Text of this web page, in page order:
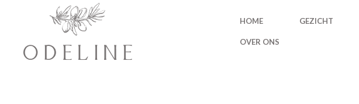
HOME GEZICHT
OVER ONS
Packs Routine skincare